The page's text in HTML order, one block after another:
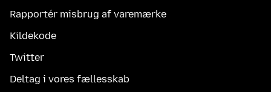
Rapportér misbrug af varemærke
Kildekode
Twitter
Deltag i vores fællesskab